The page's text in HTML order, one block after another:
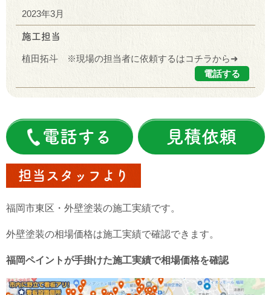
2023年3月
施工担当
植田拓斗 ※現場の担当者に依頼するはコチラから➜
電話する
電話する 見積依頼
担当スタッフより
福岡市東区・外壁塗装の施工実績です。
外壁塗装の相場価格は施工実績で確認できます。
福岡ペイントが手掛けた施工実績で相場価格を確認